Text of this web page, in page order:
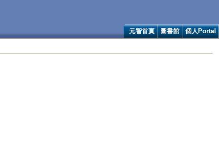
元智首頁 圖書館 個人Portal